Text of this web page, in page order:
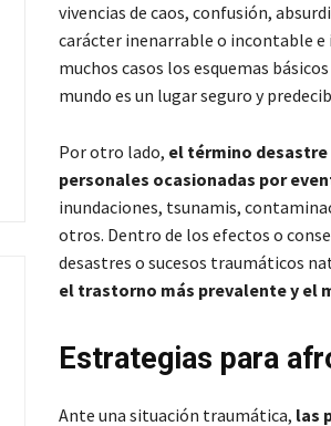
vivencias de caos, confusión,
carácter inenarrable o incontable e
muchos casos los esquemas
mundo es un lugar seguro y
Por otro lado, el término
personales ocasionadas por
inundaciones, tsunamis,
otros. Dentro de los efectos o
desastres o sucesos traumáticos
el trastorno más prevalente y el
Estrategias para
Ante una situación traumática, las